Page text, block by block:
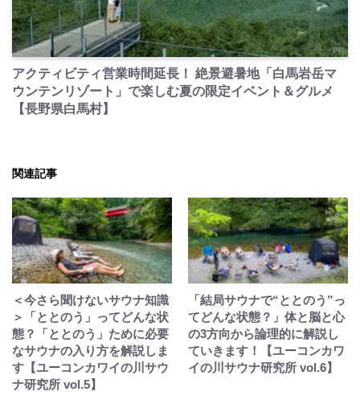
PR
アクティビティ営業時間延長！ 絶景避暑地「白馬岩岳マ
ウンテンリゾート」で楽しむ夏の限定イベント＆グルメ
【長野県白馬村】
関連記事
＜今さら聞けないサウナ知識
＞「ととのう」ってどんな状
態？「ととのう」ために必要
なサウナの入り方を解説しま
す【ユーコンカワイの川サウ
ナ研究所 vol.5】
「結局サウナで“ととのう”っ
てどんな状態？」体と脳と心
の3方向から論理的に解説し
ていきます！【ユーコンカワ
イの川サウナ研究所 vol.6】